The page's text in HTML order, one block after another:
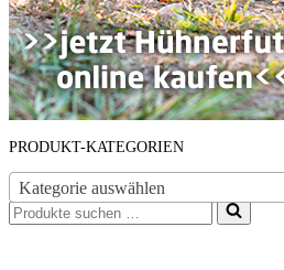
PRODUKT-KATEGORIEN
Kategorie auswählen
Suchen
nach …